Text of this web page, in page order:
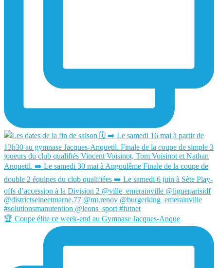
🏆 Coupe élite ce week-end au Gymnase Jacques-Anque